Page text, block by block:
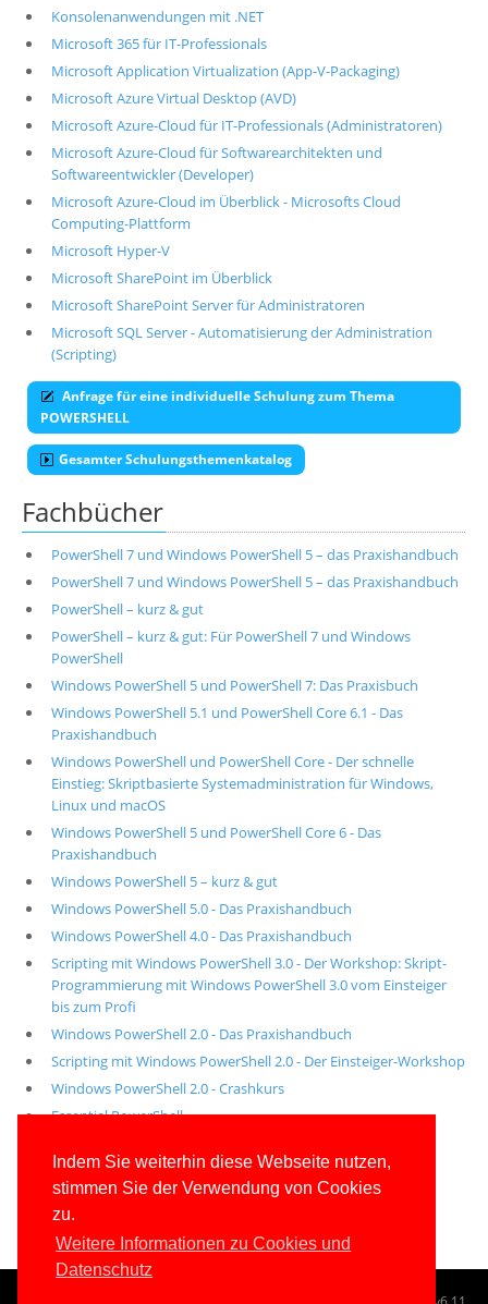
Indem Sie weiterhin diese Webseite nutzen,
stimmen Sie der Verwendung von Cookies
zu.
Weitere Informationen zu Cookies und
Datenschutz
Konsolenanwendungen mit .NET
Microsoft 365 für IT-Professionals
Microsoft Application Virtualization (App-V-Packaging)
Microsoft Azure Virtual Desktop (AVD)
Microsoft Azure-Cloud für IT-Professionals (Administratoren)
Microsoft Azure-Cloud für Softwarearchitekten und
Softwareentwickler (Developer)
Microsoft Azure-Cloud im Überblick - Microsofts Cloud
Computing-Plattform
Microsoft Hyper-V
Microsoft SharePoint im Überblick
Microsoft SharePoint Server für Administratoren
Microsoft SQL Server - Automatisierung der Administration
(Scripting)
Anfrage für eine individuelle Schulung zum Thema
POWERSHELL
Gesamter Schulungsthemenkatalog
Fachbücher
PowerShell 7 und Windows PowerShell 5 – das Praxishandbuch
PowerShell 7 und Windows PowerShell 5 – das Praxishandbuch
PowerShell – kurz & gut
PowerShell – kurz & gut: Für PowerShell 7 und Windows
PowerShell
Windows PowerShell 5 und PowerShell 7: Das Praxisbuch
Windows PowerShell 5.1 und PowerShell Core 6.1 - Das
Praxishandbuch
Windows PowerShell und PowerShell Core - Der schnelle
Einstieg: Skriptbasierte Systemadministration für Windows,
Linux und macOS
Windows PowerShell 5 und PowerShell Core 6 - Das
Praxishandbuch
Windows PowerShell 5 – kurz & gut
Windows PowerShell 5.0 - Das Praxishandbuch
Windows PowerShell 4.0 - Das Praxishandbuch
Scripting mit Windows PowerShell 3.0 - Der Workshop: Skript-
Programmierung mit Windows PowerShell 3.0 vom Einsteiger
bis zum Profi
Windows PowerShell 2.0 - Das Praxishandbuch
Scripting mit Windows PowerShell 2.0 - Der Einsteiger-Workshop
Windows PowerShell 2.0 - Crashkurs
Essential PowerShell
Alle unsere aktuellen Fachbücher
E-Book-Abo für ab 99 Euro im Jahr